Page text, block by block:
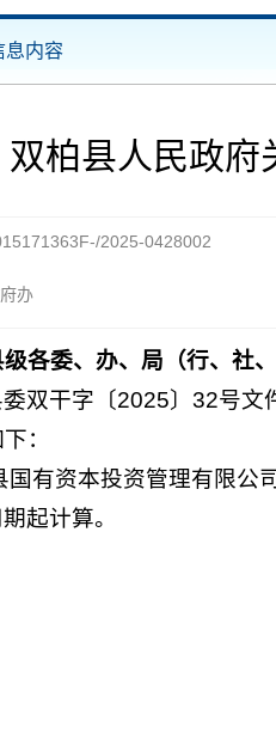
息内容
双柏县人民政府
2025-0428002
办
各委、办、局（行、社
双干字〔2025〕32号
：
国有资本投资管理有限公
起计算。